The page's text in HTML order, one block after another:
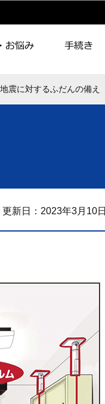
移動
地震に対するふだんの備え
更新日：2023年3月10日